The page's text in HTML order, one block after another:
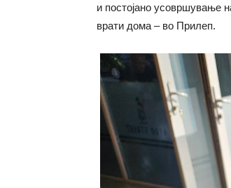
и постојано усовршување
врати дома – во Прилеп.